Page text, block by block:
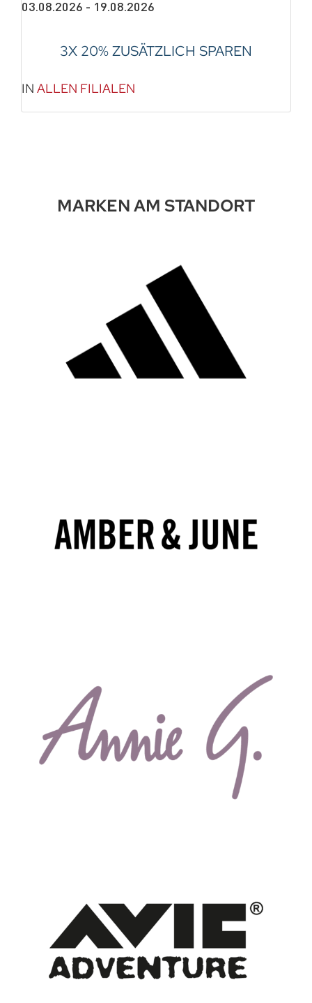
03.08.2026 - 19.08.2026
3X 20% ZUSÄTZLICH SPAREN
IN ALLEN FILIALEN
MARKEN AM STANDORT